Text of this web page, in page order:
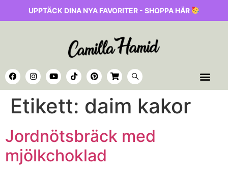
UPPTÄCK DINA NYA FAVORITER - SHOPPA HÄR
Etikett: daim kakor
Jordnötsbräck med
mjölkchoklad